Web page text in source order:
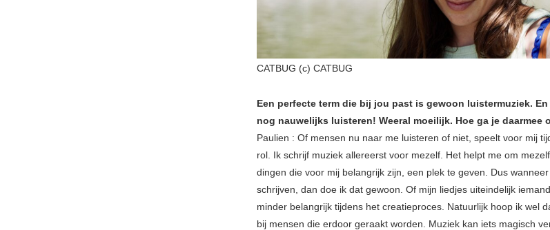
CATBUG (c) CATBUG
Een perfecte term die bij jou past is gewoon luistermuziek.
nog nauwelijks luisteren! Weeral moeilijk. Hoe ga je daarmee
Paulien : Of mensen nu naar me luisteren of niet, speelt voor mij
rol. Ik schrijf muziek allereerst voor mezelf. Het helpt me om
dingen die voor mij belangrijk zijn, een plek te geven. Dus
schrijven, dan doe ik dat gewoon. Of mijn liedjes uiteindelijk
minder belangrijk tijdens het creatieproces. Natuurlijk hoop ik wel
bij mensen die erdoor geraakt worden. Muziek kan iets magisch